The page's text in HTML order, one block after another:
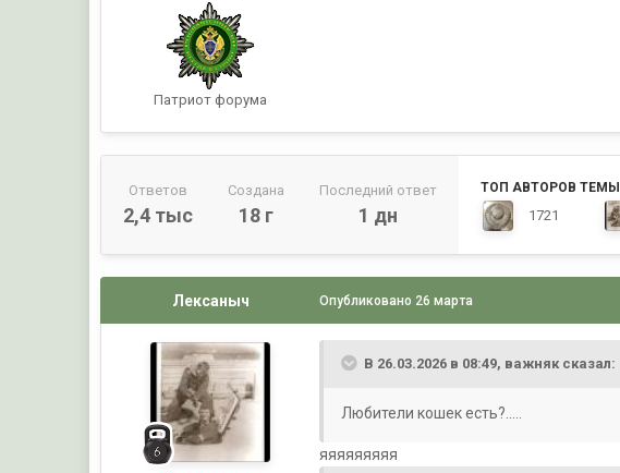
Патриот форума
Ответов
2,4 тыс
Создана
18 г
Последний ответ
1 дн
ТОП АВТОРОВ ТЕМЫ
1721
Лексаныч Опубликовано 26 марта
В 26.03.2026 в 08:49, важняк сказал:
Любители кошек есть?.....
яяяяяяяяя